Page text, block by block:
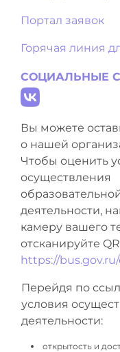
Портал заявок
Горячая линия
СОЦИАЛЬНЫЕ
Вы можете
о нашей
Чтобы оценить
осуществления
деятельности,
камеру вашего
отсканируйте
https://
Перейдя по
условия
деятельности:
открытость и